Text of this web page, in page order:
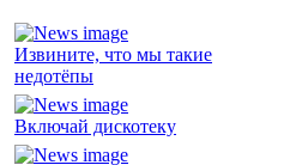
Извините, что мы такие
недотёпы
Включай дискотеку